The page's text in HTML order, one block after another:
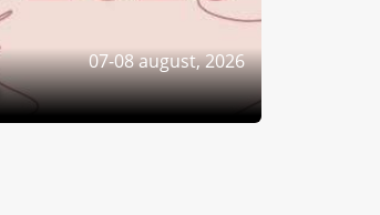
07-08 august, 2026